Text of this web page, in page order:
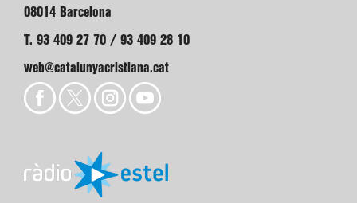
08014 Barcelona
T. 93 409 27 70 / 93 409 28 10
web@catalunyacristiana.cat